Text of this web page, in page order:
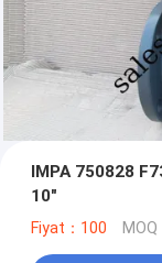
IMPA 750828
10"
Fiyat：100 MOQ